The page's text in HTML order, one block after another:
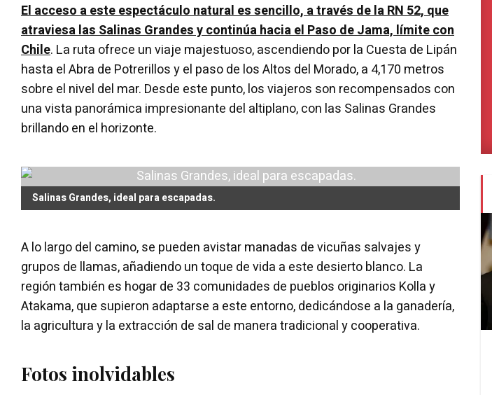
El acceso a este espectáculo natural es sencillo, a través de la RN 52, que
atraviesa las Salinas Grandes y continúa hacia el Paso de Jama, límite con
Chile. La ruta ofrece un viaje majestuoso, ascendiendo por la Cuesta de Lipán
hasta el Abra de Potrerillos y el paso de los Altos del Morado, a 4,170 metros
sobre el nivel del mar. Desde este punto, los viajeros son recompensados con
una vista panorámica impresionante del altiplano, con las Salinas Grandes
brillando en el horizonte.
Salinas Grandes, ideal para escapadas.
A lo largo del camino, se pueden avistar manadas de vicuñas salvajes y
grupos de llamas, añadiendo un toque de vida a este desierto blanco. La
región también es hogar de 33 comunidades de pueblos originarios Kolla y
Atakama, que supieron adaptarse a este entorno, dedicándose a la ganadería,
la agricultura y la extracción de sal de manera tradicional y cooperativa.
Fotos inolvidables